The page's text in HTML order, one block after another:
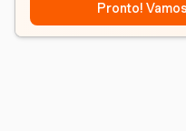
Pronto!